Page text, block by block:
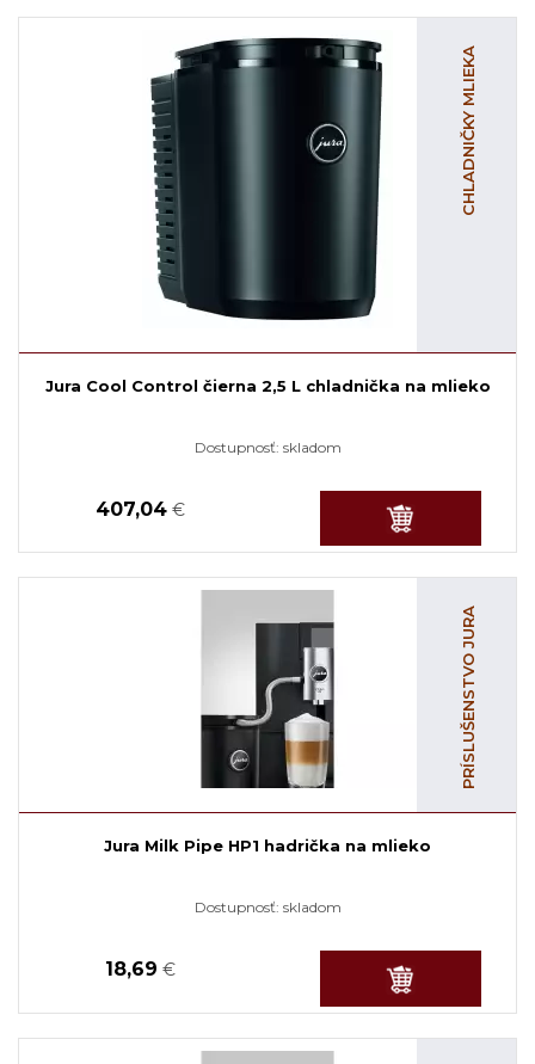
CHLADNIČKY MLIEKA
Jura Cool Control čierna 2,5 L chladnička na mlieko
Dostupnosť: skladom
407,04 €
PRÍSLUŠENSTVO JURA
Jura Milk Pipe HP1 hadrička na mlieko
Dostupnosť: skladom
18,69 €